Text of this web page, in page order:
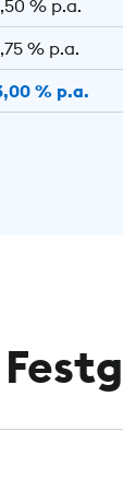
% p.a.
% p.a.
% p.a.